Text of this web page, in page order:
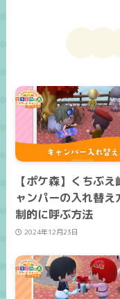
【ポケ森】くちぶえ
ャンパーの入れ替え
制的に呼ぶ方法
2024年12月23日